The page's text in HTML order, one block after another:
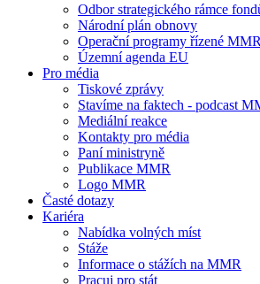
Odbor strategického rámce
Národní plán obnovy
Operační programy řízené MMR
Územní agenda EU
Pro média
Tiskové zprávy
Stavíme na faktech - podcast
Mediální reakce
Kontakty pro média
Paní ministryně
Publikace MMR
Logo MMR
Časté dotazy
Kariéra
Nabídka volných míst
Stáže
Informace o stážích na MMR
Pracuj pro stát